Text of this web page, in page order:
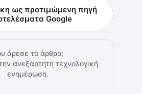
ως προτιμώμενη πηγή
Google
άρεσε το άρθρο;
ανεξάρτητη τεχνολογική
ενημέρωση.